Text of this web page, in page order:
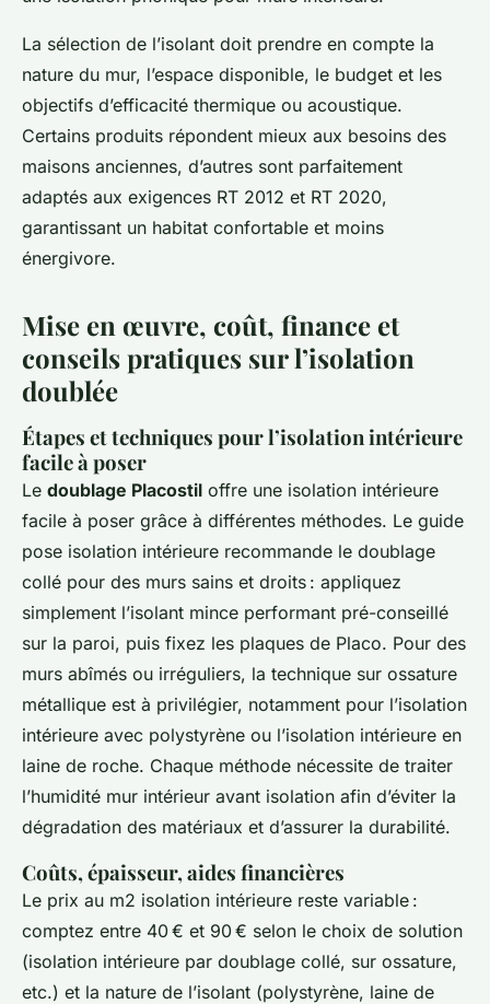
La sélection de l’isolant doit prendre en compte la
nature du mur, l’espace disponible, le budget et les
objectifs d’efficacité thermique ou acoustique.
Certains produits répondent mieux aux besoins des
maisons anciennes, d’autres sont parfaitement
adaptés aux exigences RT 2012 et RT 2020,
garantissant un habitat confortable et moins
énergivore.
Mise en œuvre, coût, finance et
conseils pratiques sur l’isolation
doublée
Étapes et techniques pour l’isolation intérieure
facile à poser
Le doublage Placostil offre une isolation intérieure
facile à poser grâce à différentes méthodes. Le guide
pose isolation intérieure recommande le doublage
collé pour des murs sains et droits : appliquez
simplement l’isolant mince performant pré-conseillé
sur la paroi, puis fixez les plaques de Placo. Pour des
murs abîmés ou irréguliers, la technique sur ossature
métallique est à privilégier, notamment pour l’isolation
intérieure avec polystyrène ou l’isolation intérieure en
laine de roche. Chaque méthode nécessite de traiter
l’humidité mur intérieur avant isolation afin d’éviter la
dégradation des matériaux et d’assurer la durabilité.
Coûts, épaisseur, aides financières
Le prix au m2 isolation intérieure reste variable :
comptez entre 40 € et 90 € selon le choix de solution
(isolation intérieure par doublage collé, sur ossature,
etc.) et la nature de l’isolant (polystyrène, laine de